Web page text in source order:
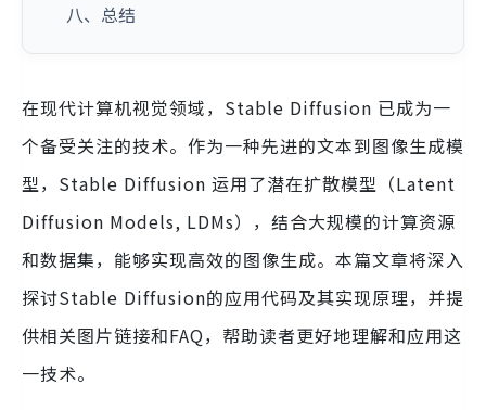
八、总结
在现代计算机视觉领域，Stable Diffusion 已成为一
个备受关注的技术。作为一种先进的文本到图像生成模
型，Stable Diffusion 运用了潜在扩散模型（Latent
Diffusion Models, LDMs），结合大规模的计算资源
和数据集，能够实现高效的图像生成。本篇文章将深入
探讨Stable Diffusion的应用代码及其实现原理，并提
供相关图片链接和FAQ，帮助读者更好地理解和应用这
一技术。